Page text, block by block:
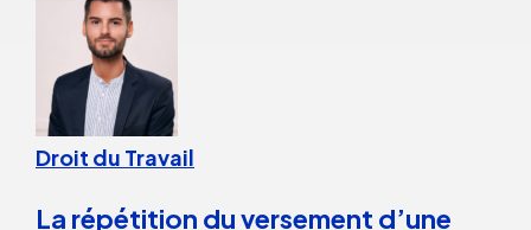
Droit du Travail
La répétition du versement d’une